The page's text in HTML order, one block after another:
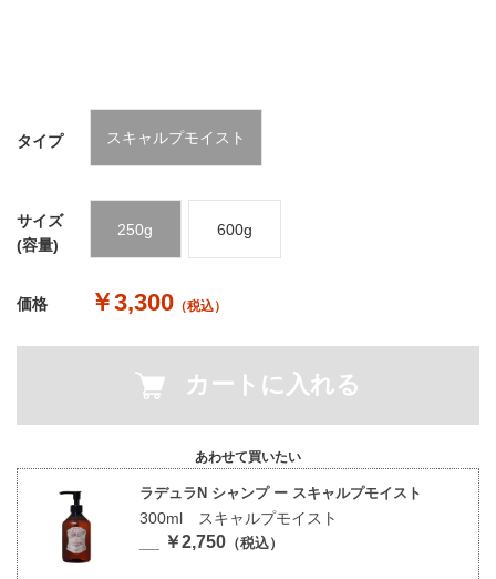
価格 ￥3,300（税込）
タイプ スキャルプモイスト
サイズ
(容量)
250g 600g
カートに入れる
あわせて買いたい
ラデュラN シャンプ ー スキャルプモイスト
300ml スキャルプモイスト
__ ￥2,750 （税込）